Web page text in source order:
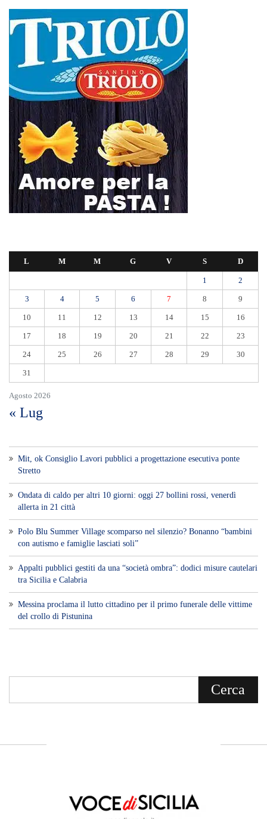
Agosto 2026
L M M G V S D
1 2
3 4 5 6 7 8 9
10 11 12 13 14 15 16
17 18 19 20 21 22 23
24 25 26 27 28 29 30
31
« Lug
Mit, ok Consiglio Lavori pubblici a progettazione esecutiva ponte
Stretto
Ondata di caldo per altri 10 giorni: oggi 27 bollini rossi, venerdì
allerta in 21 città
Polo Blu Summer Village scomparso nel silenzio? Bonanno “bambini
con autismo e famiglie lasciati soli”
Appalti pubblici gestiti da una “società ombra”: dodici misure cautelari
tra Sicilia e Calabria
Messina proclama il lutto cittadino per il primo funerale delle vittime
del crollo di Pistunina